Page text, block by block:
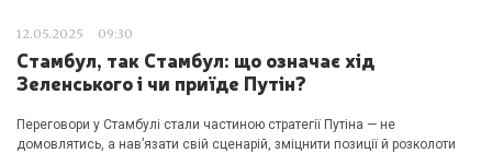
12.05.2025 09:30
Стамбул, так Стамбул: що означає хід
Зеленського і чи приїде Путін?
Переговори у Стамбулі стали частиною стратегії Путіна — не
домовлятись, а нав’язати свій сценарій, зміцнити позиції й розколоти